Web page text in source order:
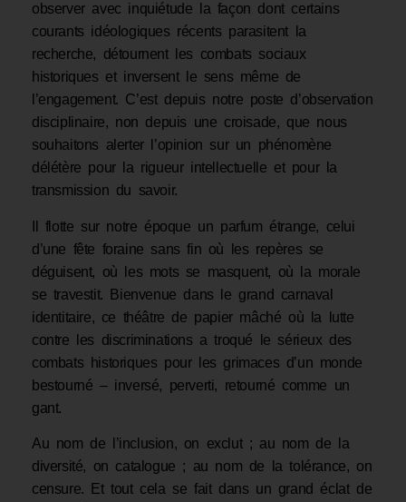
observer avec inquiétude la façon dont certains
courants idéologiques récents parasitent la
recherche, détournent les combats sociaux
historiques et inversent le sens même de
l’engagement. C’est depuis notre poste d’observation
disciplinaire, non depuis une croisade, que nous
souhaitons alerter l’opinion sur un phénomène
délétère pour la rigueur intellectuelle et pour la
transmission du savoir.
Il flotte sur notre époque un parfum étrange, celui
d’une fête foraine sans fin où les repères se
déguisent, où les mots se masquent, où la morale
se travestit. Bienvenue dans le grand carnaval
identitaire, ce théâtre de papier mâché où la lutte
contre les discriminations a troqué le sérieux des
combats historiques pour les grimaces d’un monde
bestourné – inversé, perverti, retourné comme un
gant.
Au nom de l’inclusion, on exclut ; au nom de la
diversité, on catalogue ; au nom de la tolérance, on
censure. Et tout cela se fait dans un grand éclat de